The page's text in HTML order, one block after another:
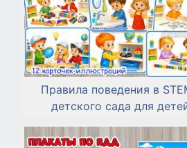
Правила поведения в
детского сада для